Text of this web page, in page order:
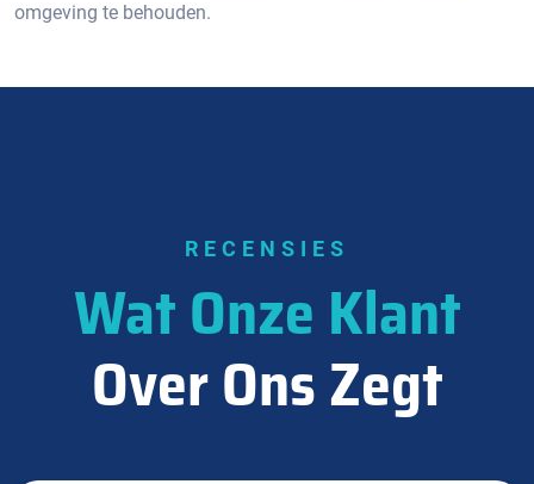
omgeving te behouden.​
RECENSIES
Wat Onze Klant
Over Ons Zegt